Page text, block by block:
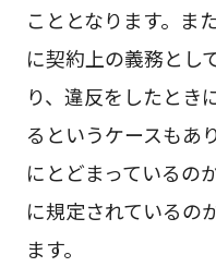
こととなります。ま
に契約上の義務とし
り、違反をしたとき
るというケースもあ
にとどまっているの
に規定されているの
ます。